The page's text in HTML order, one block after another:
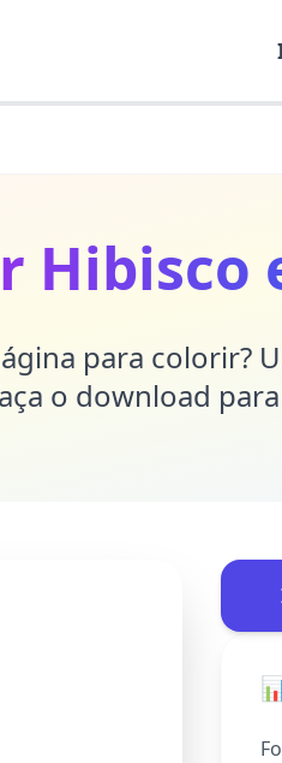
Hibisco
para colorir?
o download